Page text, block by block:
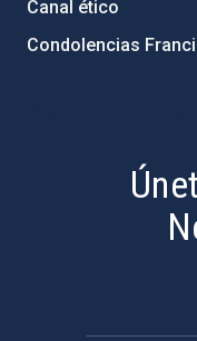
Canal ético
Condolencias